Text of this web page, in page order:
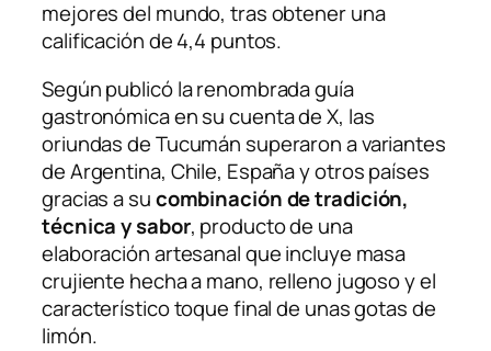
mejores del mundo, tras obtener una
calificación de 4,4 puntos.
Según publicó la renombrada guía
gastronómica en su cuenta de X, las
oriundas de Tucumán superaron a variantes
de Argentina, Chile, España y otros países
gracias a sucombinación de tradición,
técnica y sabor, producto de una
elaboración artesanal que incluye masa
crujiente hecha a mano, relleno jugoso y el
característico toque final de unas gotas de
limón.